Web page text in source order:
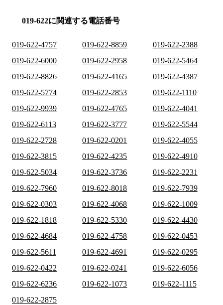
019-622に関連する電話番号
019-622-4757 019-622-8859
019-622-2388
019-622-6000
019-622-2958
019-622-5464
019-622-8826
019-622-4165
019-622-4387
019-622-5774
019-622-2853
019-622-1110
019-622-9939
019-622-4765
019-622-4041
019-622-6113
019-622-3777
019-622-5544
019-622-2728
019-622-0201
019-622-4055
019-622-3815
019-622-4235
019-622-4910
019-622-5034
019-622-3736
019-622-2231
019-622-7960
019-622-8018
019-622-7939
019-622-0303
019-622-4068
019-622-1009
019-622-1818
019-622-5330
019-622-4430
019-622-4684
019-622-4758
019-622-0453
019-622-5611
019-622-4691
019-622-0295
019-622-0422
019-622-0241
019-622-6056
019-622-6236
019-622-1073
019-622-1115
019-622-2875